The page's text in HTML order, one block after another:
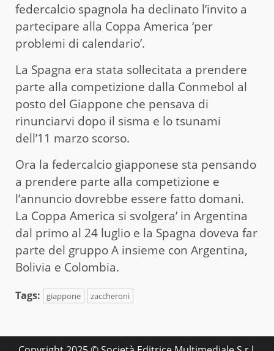
federcalcio spagnola ha declinato l’invito a
partecipare alla Coppa America ‘per
problemi di calendario’.
La Spagna era stata sollecitata a prendere
parte alla competizione dalla Conmebol al
posto del Giappone che pensava di
rinunciarvi dopo il sisma e lo tsunami
dell’11 marzo scorso.
Ora la federcalcio giapponese sta pensando
a prendere parte alla competizione e
l’annuncio dovrebbe essere fatto domani.
La Coppa America si svolgera’ in Argentina
dal primo al 24 luglio e la Spagna doveva far
parte del gruppo A insieme con Argentina,
Bolivia e Colombia.
Tags: giappone zaccheroni